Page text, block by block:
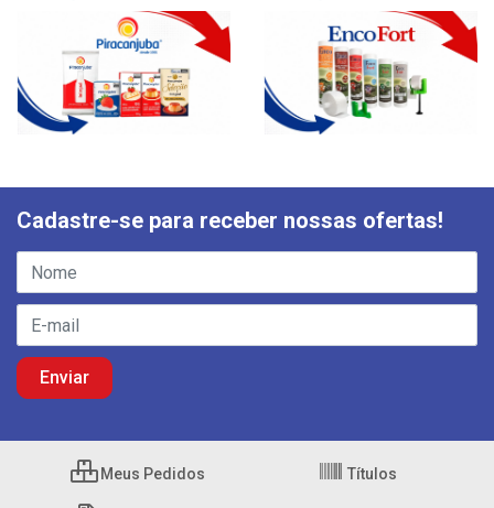
Cadastre-se para receber nossas ofertas!
Meus Pedidos Títulos